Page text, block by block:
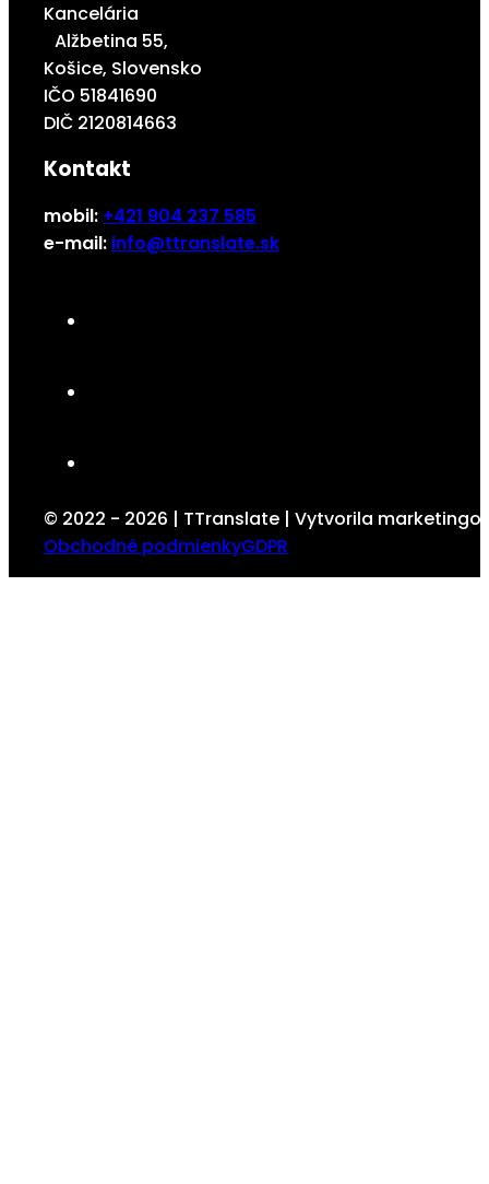
Kancelária
Alžbetina 55,
Košice, Slovensko
IČO 51841690
DIČ 2120814663
Kontakt
mobil: +421 904 237 585
e-mail: info@ttranslate.sk
© 2022 - 2026 | TTranslate | Vytvorila
Obchodné podmienkyGDPR